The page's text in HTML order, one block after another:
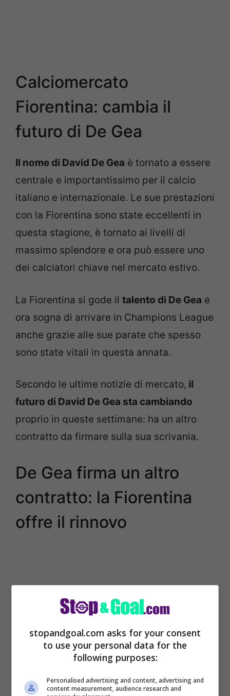
Calciomercato
Fiorentina: cambia il
futuro di De Gea
Il nome di David De Gea è tornato a essere
centrale e importantissimo per il calcio
italiano e internazionale. Le sue prestazioni
con la Fiorentina sono state eccellenti in
questa stagione, è tornato ai livelli di
massimo splendore e ora può essere uno
dei calciatori chiave nel mercato estivo.
La Fiorentina si gode il talento di De Gea e
ora sogna di arrivare in Champions League
anche grazie alle sue parate che spesso
sono state vitali in questa annata.
Secondo le ultime notizie di mercato, il
futuro di David De Gea sta cambiando
proprio in queste settimane: ha un altro
contratto da firmare sulla sua scrivania.
De Gea firma un altro
contratto: la Fiorentina
offre il rinnovo
La Fiorentina si sta affidando
stopandgoal.com asks for your consent
to use your personal data for the
following purposes:
Personalised advertising and content, advertising and
content measurement, audience research and